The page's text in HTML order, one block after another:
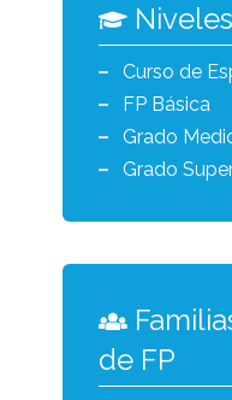
Curso de
FP Básica
Grado
Grado
de FP